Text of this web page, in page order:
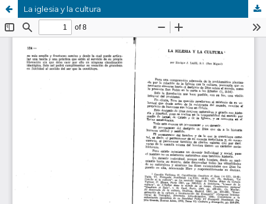
La iglesia y la cultura